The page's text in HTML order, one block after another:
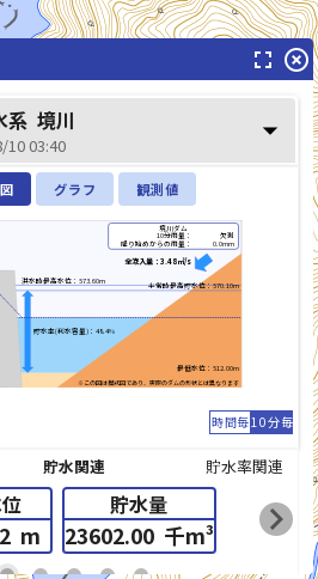
境川(さかいがわ)
list_alt
fullscreen highlight_off
系 境川
10 03:40 arrow_drop_down
グラフ 観測値
※この図は模式図であり、実際のダムの形状とは異なります
洪水時最高水位：573.60m
平常時最高貯水位：570.10m
最低水位：512.00m
貯水率(利水容量)：48.4%
全流入量：3.48㎥/s
境川ダム
10分雨量： 欠測
降り始めからの雨量： 0.0mm
時間毎10分毎
貯水関連 貯水率関連
m
貯水量
23602.00 千m³ chevron_right